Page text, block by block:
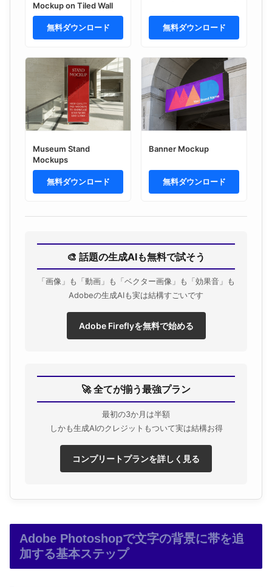
Mockup on Tiled Wall
無料ダウンロード 無料ダウンロード
Museum Stand
Mockups
無料ダウンロード
Banner Mockup
無料ダウンロード
🎨 話題の生成AIも無料で試そう
「画像」も「動画」も「ベクター画像」も「効果音」も
Adobeの生成AIも実は結構すごいです
Adobe Fireflyを無料で始める
🚀 全てが揃う最強プラン
最初の3か月は半額
しかも生成AIのクレジットもついて実は結構お得
コンプリートプランを詳しく見る
Adobe Photoshopで文字の背景に帯を追
加する基本ステップ